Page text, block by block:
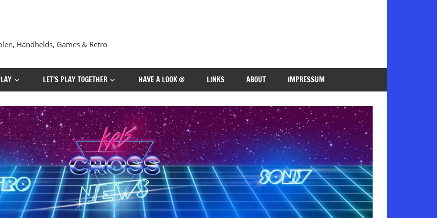
Handhelds, Games & Retro
LET’S PLAY TOGETHER HAVE A LOOK @ LINKS ABOUT IMPRESSUM